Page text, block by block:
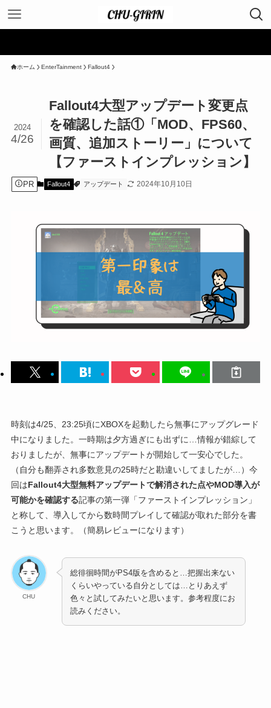
ホーム EnterTainment Fallout4
Fallout4大型アップデート変更点
を確認した話①「MOD、FPS60、
画質、追加ストーリー」について
【ファーストインプレッション】
2024
4/26
PR Fallout4 アップデート 2024年10月10日
時刻は4/25、23:25頃にXBOXを起動したら無事にアップグレード
中になりました。一時期は夕方過ぎにも出ずに…情報が錯綜して
おりましたが、無事にアップデートが開始して一安心でした。
（自分も翻弄され多数意見の25時だと勘違いしてましたが…）今
回はFallout4大型無料アップデートで解消された点やMOD導入が
可能かを確認する記事の第一弾「ファーストインプレッション」
と称して、導入してから数時間プレイして確認が取れた部分を書
こうと思います。（簡易レビューになります）
CHU
総徘徊時間がPS4版を含めると…把握出来ない
くらいやっている自分としては…とりあえず
色々と試してみたいと思います。参考程度にお
読みください。